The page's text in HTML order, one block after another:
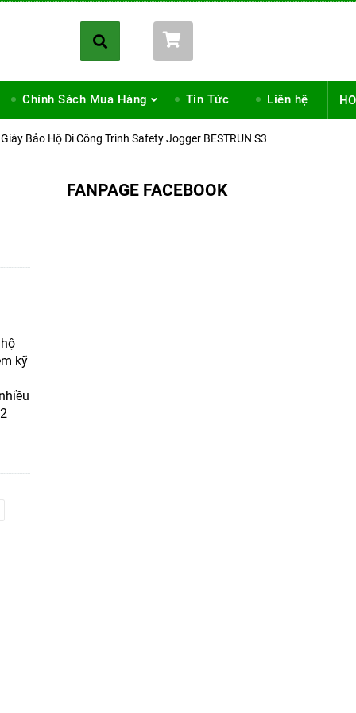
Chính Sách Mua Hàng Tin Tức Liên hệ
Giày Bảo Hộ Đi Công Trình Safety Jogger BESTRUN S3
kỹ
FANPAGE FACEBOOK